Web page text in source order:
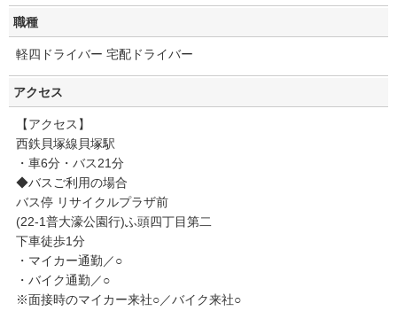
職種
軽四ドライバー 宅配ドライバー
アクセス
【アクセス】
西鉄貝塚線貝塚駅
・車6分・バス21分
◆バスご利用の場合
バス停 リサイクルプラザ前
(22-1普大濠公園行)ふ頭四丁目第二
下車徒歩1分
・マイカー通勤／○
・バイク通勤／○
※面接時のマイカー来社○／バイク来社○